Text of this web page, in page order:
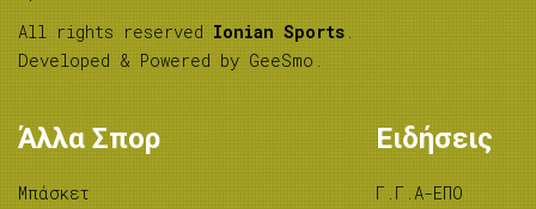
All rights reserved Ionian Sports .
Developed & Powered by GeeSmo .
Άλλα Σπορ
Μπάσκετ
Ειδήσεις
Γ.Γ.Α-ΕΠΟ